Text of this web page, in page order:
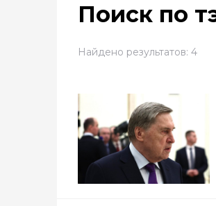
Поиск по
Найдено результатов: 4